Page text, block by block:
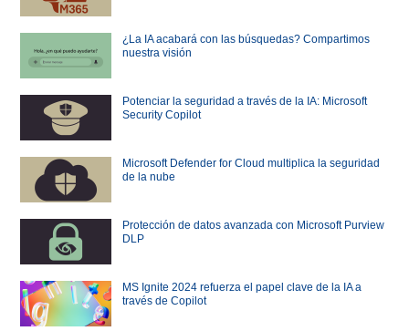
¿La IA acabará con las búsquedas? Compartimos
nuestra visión
Potenciar la seguridad a través de la IA: Microsoft
Security Copilot
Microsoft Defender for Cloud multiplica la seguridad
de la nube
Protección de datos avanzada con Microsoft Purview
DLP
MS Ignite 2024 refuerza el papel clave de la IA a
través de Copilot